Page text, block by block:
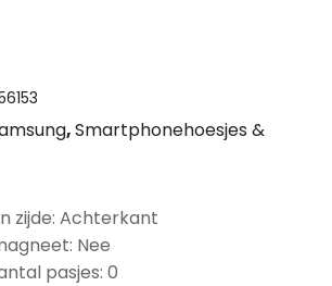
,Smartphonehoesjes &
zijde: Achterkant
Nee
pasjes: 0